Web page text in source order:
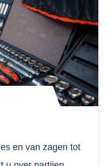
en van zagen tot